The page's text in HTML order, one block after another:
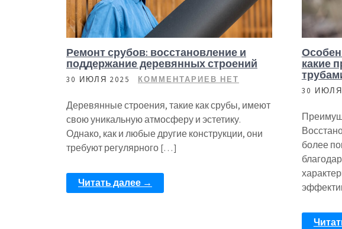
Ремонт срубов: восстановление и
поддержание деревянных строений
30 ИЮЛЯ 2025 КОММЕНТАРИЕВ НЕТ
Деревянные строения, такие как срубы, имеют
свою уникальную атмосферу и эстетику.
Однако, как и любые другие конструкции, они
требуют регулярного […]
Читать далее →
какие
30 ИЮЛЯ
более